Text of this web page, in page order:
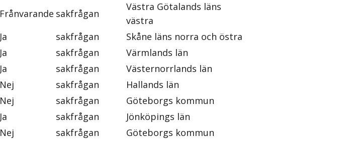
Frånvarande sakfrågan
Västra Götalands läns
västra
Ja sakfrågan
Skåne läns norra och östra
Ja sakfrågan
Värmlands län
Ja sakfrågan
Västernorrlands län
Nej sakfrågan
Hallands län
Nej sakfrågan
Göteborgs kommun
Ja sakfrågan
Jönköpings län
Nej sakfrågan
Göteborgs kommun